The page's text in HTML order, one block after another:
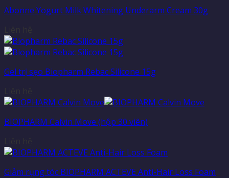
Abonne Yogurt Milk Whitening Underarm Cream 30g
Gel trị sẹo Biopharm Rebac Silicone 15g
BIOPHARM Calvin Move (hộp 30 viên)
Giảm rụng tóc BIOPHARM ACTEVE Anti-Hair Loss Foam